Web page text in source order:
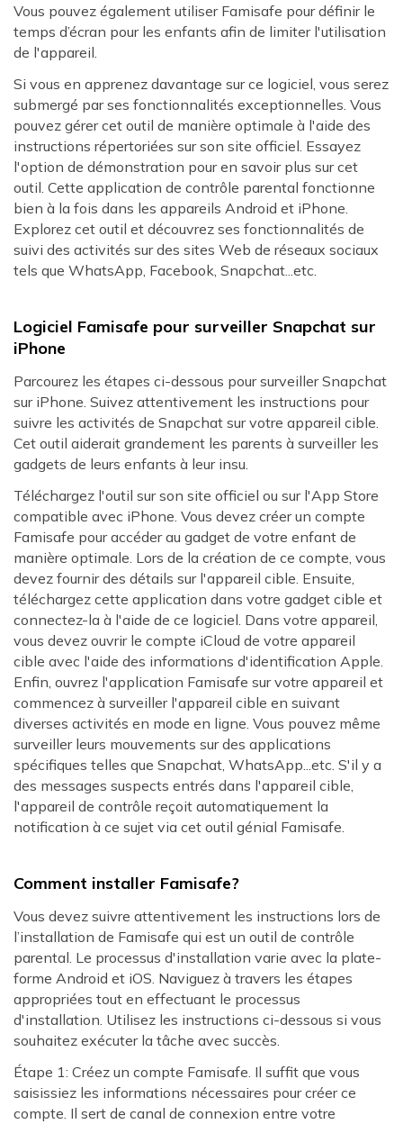
Vous pouvez également utiliser Famisafe pour définir le
temps d’écran pour les enfants afin de limiter l'utilisation
de l'appareil.
Si vous en apprenez davantage sur ce logiciel, vous serez
submergé par ses fonctionnalités exceptionnelles. Vous
pouvez gérer cet outil de manière optimale à l'aide des
instructions répertoriées sur son site officiel. Essayez
l'option de démonstration pour en savoir plus sur cet
outil. Cette application de contrôle parental fonctionne
bien à la fois dans les appareils Android et iPhone.
Explorez cet outil et découvrez ses fonctionnalités de
suivi des activités sur des sites Web de réseaux sociaux
tels que WhatsApp, Facebook, Snapchat...etc.
Logiciel Famisafe pour surveiller Snapchat sur
iPhone
Parcourez les étapes ci-dessous pour surveiller Snapchat
sur iPhone. Suivez attentivement les instructions pour
suivre les activités de Snapchat sur votre appareil cible.
Cet outil aiderait grandement les parents à surveiller les
gadgets de leurs enfants à leur insu.
Téléchargez l'outil sur son site officiel ou sur l'App Store
compatible avec iPhone. Vous devez créer un compte
Famisafe pour accéder au gadget de votre enfant de
manière optimale. Lors de la création de ce compte, vous
devez fournir des détails sur l'appareil cible. Ensuite,
téléchargez cette application dans votre gadget cible et
connectez-la à l'aide de ce logiciel. Dans votre appareil,
vous devez ouvrir le compte iCloud de votre appareil
cible avec l'aide des informations d'identification Apple.
Enfin, ouvrez l'application Famisafe sur votre appareil et
commencez à surveiller l'appareil cible en suivant
diverses activités en mode en ligne. Vous pouvez même
surveiller leurs mouvements sur des applications
spécifiques telles que Snapchat, WhatsApp...etc. S'il y a
des messages suspects entrés dans l'appareil cible,
l'appareil de contrôle reçoit automatiquement la
notification à ce sujet via cet outil génial Famisafe.
Comment installer Famisafe?
Vous devez suivre attentivement les instructions lors de
l’installation de Famisafe qui est un outil de contrôle
parental. Le processus d'installation varie avec la plate-
forme Android et iOS. Naviguez à travers les étapes
appropriées tout en effectuant le processus
d'installation. Utilisez les instructions ci-dessous si vous
souhaitez exécuter la tâche avec succès.
Étape 1: Créez un compte Famisafe. Il suffit que vous
saisissiez les informations nécessaires pour créer ce
compte. Il sert de canal de connexion entre votre